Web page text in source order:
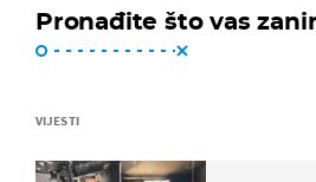
Pronađite što vas
VIJESTI